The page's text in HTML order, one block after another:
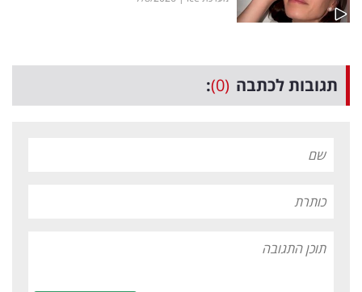
תגובות לכתבה (0)
: